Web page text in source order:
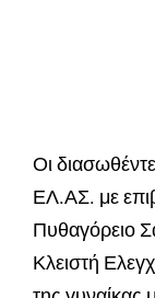
Οι
ΕΛ.ΑΣ. με
Πυθαγόρειο
Κλειστή